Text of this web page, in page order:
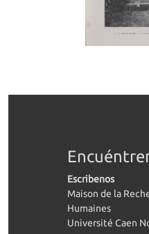
Escribenos
Maison de la
Humaines
Université Caen